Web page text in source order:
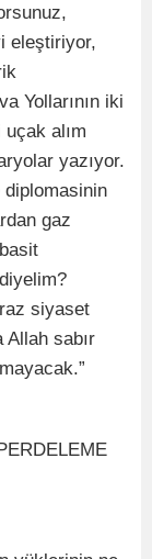
eleştiriyor,
Yollarının iki
alım
yazıyor.
gaz
siyaset
Allah sabır